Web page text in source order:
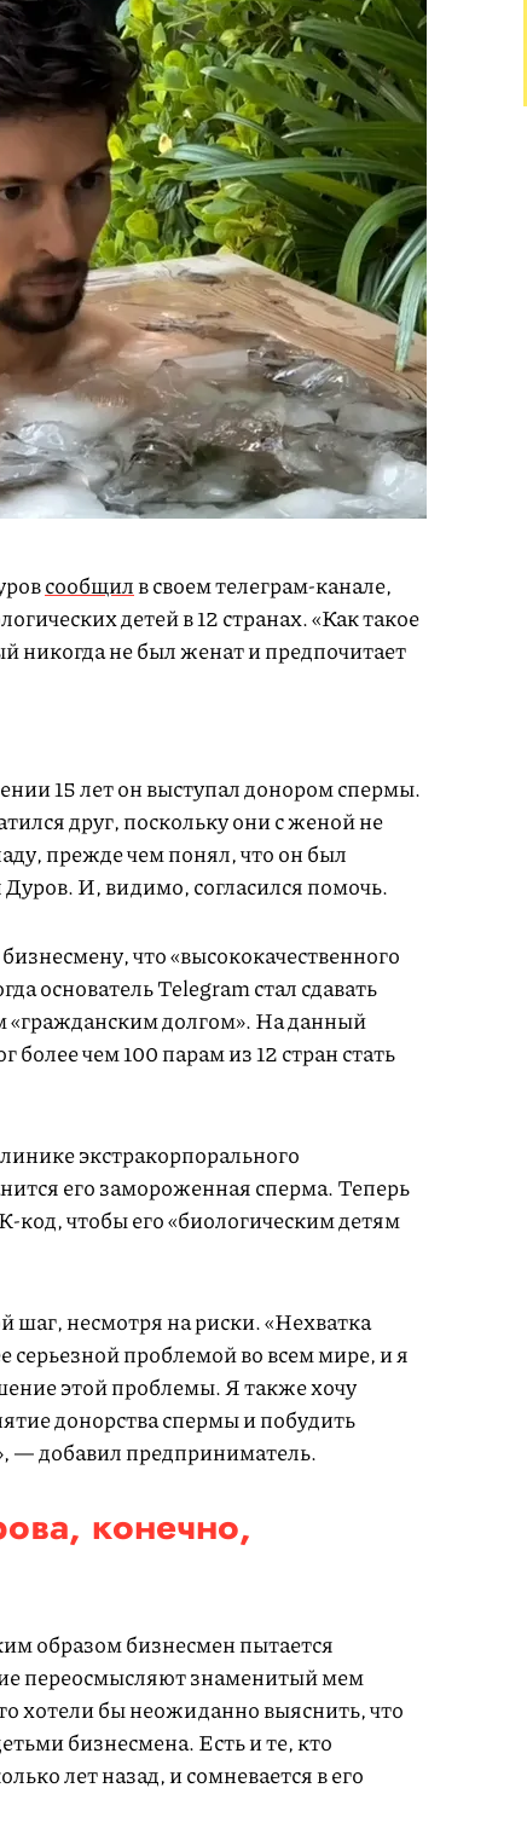
сообщилв своем телеграм-канале,
детей в 12 странах. «Как такое
никогда не был женат и предпочитает
15 лет он выступал донором спермы.
друг, поскольку они с женой не
прежде чем понял, что он был
И, видимо, согласился помочь.
что «высококачественного
основатель Telegram стал сдавать
«гражданским долгом». На данный
чем 100 парам из 12 стран стать
экстракорпорального
его замороженная сперма. Теперь
чтобы его «биологическим детям
шаг, несмотря на риски. «Нехватка
серьезной проблемой во всем мире, и я
этой проблемы. Я также хочу
донорства спермы и побудить
— добавил предприниматель.
конечно,
образом бизнесмен пытается
переосмысляют знаменитый мем
хотели бы неожиданно выяснить, что
бизнесмена. Есть и те, кто
лет назад, и сомневается в его